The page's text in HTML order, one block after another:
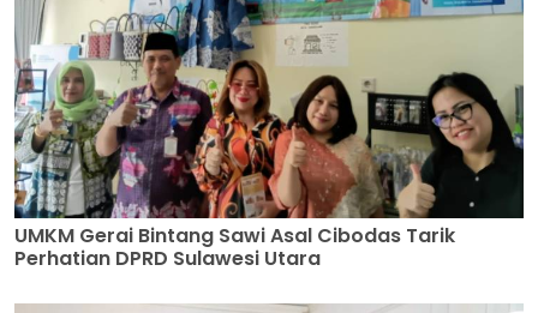
UMKM Gerai Bintang Sawi Asal Cibodas Tarik
Perhatian DPRD Sulawesi Utara